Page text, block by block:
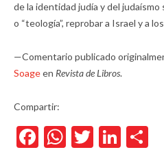
de la identidad judía y del
o “teología”, reprobar a Israel y a
—Comentario publicado
Soageen Revista de Libros.
Compartir:
Facebook
WhatsApp
Twitter